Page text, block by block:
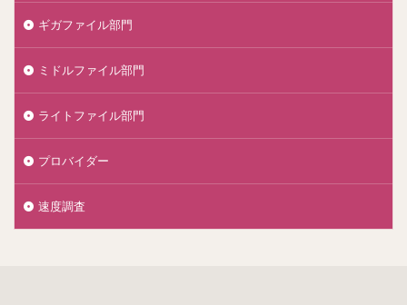
ギガファイル部門
ミドルファイル部門
ライトファイル部門
プロバイダー
速度調査